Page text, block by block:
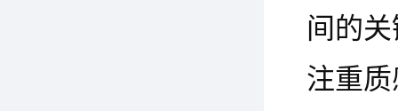
质、
间的
注重